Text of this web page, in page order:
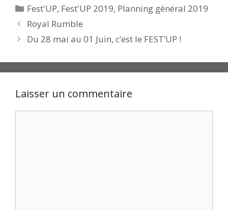
Catégories
Fest'UP, Fest'UP 2019, Planning général 2019
Royal Rumble
Du 28 mai au 01 Juin, c’est le FEST’UP !
Laisser un commentaire